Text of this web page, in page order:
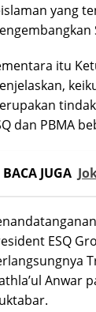
yang
itu
dan PBMA
BACA JUGA
ESQ
Anwar